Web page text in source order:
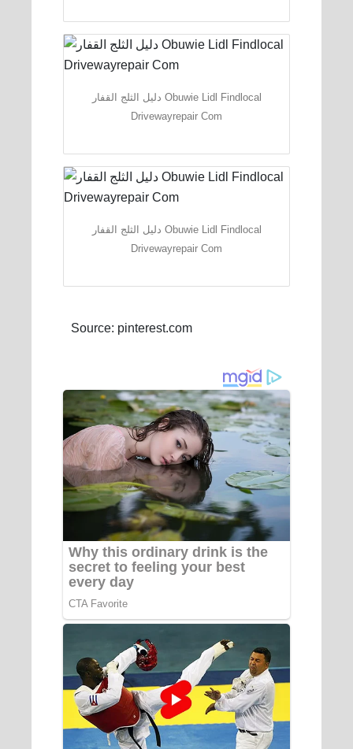
دليل الثلج القفار Obuwie Lidl Findlocal
Drivewayrepair Com
دليل الثلج القفار Obuwie Lidl Findlocal
Drivewayrepair Com
Source: pinterest.com